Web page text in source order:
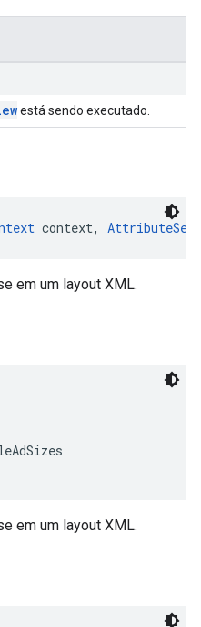
está sendo executado.
context, AttributeSet
em um layout XML.
em um layout XML.